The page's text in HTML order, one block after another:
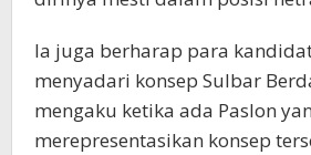
Ia juga berharap para
menyadari konsep Sulbar
mengaku ketika ada Paslon
merepresentasikan konsep